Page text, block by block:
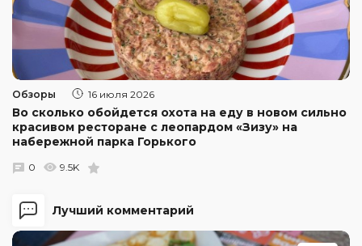
Лучший комментарий
Обзоры 16 июля 2026
Во сколько обойдется охота на еду в новом сильно
красивом ресторане с леопардом «Зизу» на
набережной парка Горького
0 9.5K